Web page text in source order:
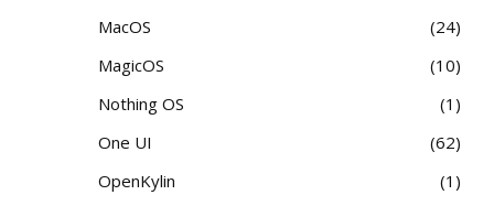
MacOS
24
MagicOS
10
Nothing OS
1
One UI
62
OpenKylin
1